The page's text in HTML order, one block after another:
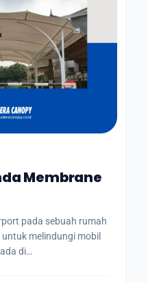
Membrane
pada sebuah rumah
melindungi mobil
di…